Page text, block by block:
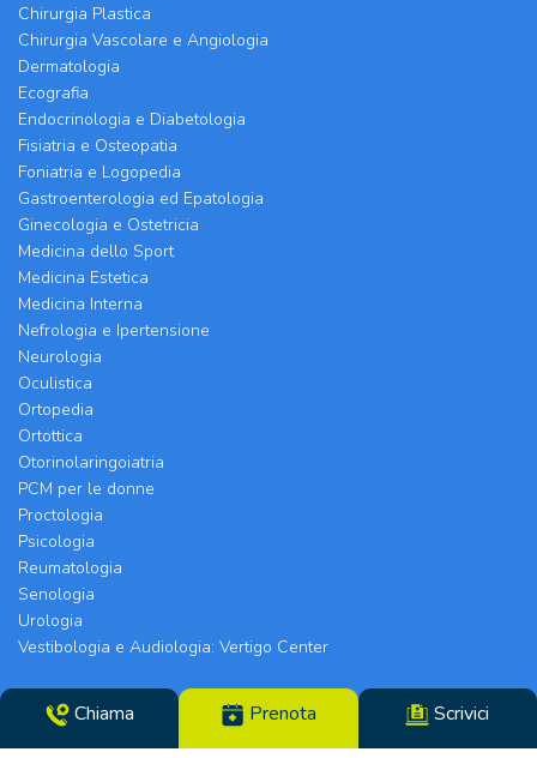
Chirurgia Plastica
Chirurgia Vascolare e Angiologia
Dermatologia
Ecografia
Endocrinologia e Diabetologia
Fisiatria e Osteopatia
Foniatria e Logopedia
Gastroenterologia ed Epatologia
Ginecologia e Ostetricia
Medicina dello Sport
Medicina Estetica
Medicina Interna
Nefrologia e Ipertensione
Neurologia
Oculistica
Ortopedia
Ortottica
Otorinolaringoiatria
PCM per le donne
Proctologia
Psicologia
Reumatologia
Senologia
Urologia
Vestibologia e Audiologia: Vertigo Center
Poliambulatorio Chirurgico Modenese srl | Sede
Legale e Chirurgia: Via Arquà, 5 | Eyecare Clinic,
Chiama Prenota Scrivici